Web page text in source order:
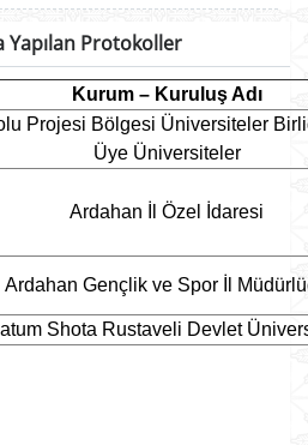
Yapılan Protokoller
Kurum – Kuruluş Adı
Projesi Bölgesi Üniversiteler
Üye Üniversiteler
Ardahan İl Özel İdaresi
Ardahan Gençlik ve Spor İl
Shota Rustaveli Devlet